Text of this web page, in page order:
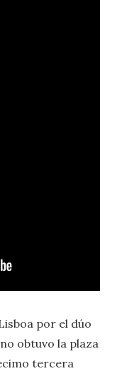
por el dúo
obtuvo la plaza
tercera